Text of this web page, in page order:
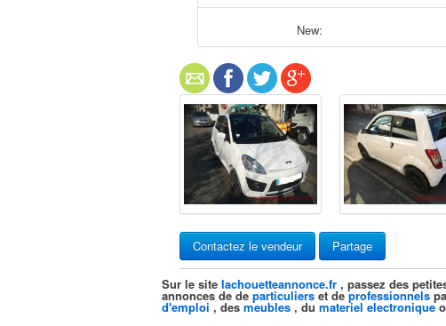
New:
Contactez le vendeur Partage
Sur le site lachouetteannonce.fr , passez des
annonces de de particuliers et deprofessionnels
d'emploi , des meubles , du materiel electronique